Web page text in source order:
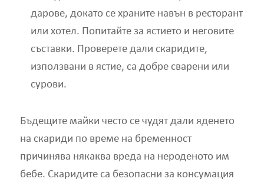
дарове, докато се храните навън в ресторант
или хотел. Попитайте за ястието и неговите
съставки. Проверете дали скаридите,
използвани в ястие, са добре сварени или
сурови.
Бъдещите майки често се чудят дали яденето
на скариди по време на бременност
причинява някаква вреда на нероденото им
бебе. Скаридите са безопасни за консумация